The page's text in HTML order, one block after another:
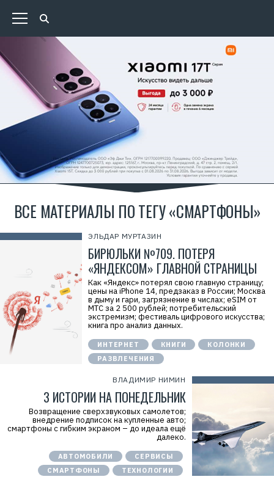
ВСЕ МАТЕРИАЛЫ ПО ТЕГУ «СМАРТФОНЫ»
ЭЛЬДАР МУРТАЗИН
БИРЮЛЬКИ №709. ПОТЕРЯ
«ЯНДЕКСОМ» ГЛАВНОЙ СТРАНИЦЫ
Как «Яндекс» потерял свою главную страницу;
цены на iPhone 14, предзаказ в России; Москва
в дыму и гари, загрязнение в числах; eSIM от
МТС за 2 500 рублей; потребительский
экстремизм; фестиваль цифрового искусства;
книга про анализ данных.
ИНТЕРНЕТ КНИГИ
КОЛОНКИ
РАЗВЛЕЧЕНИЯ
ВЛАДИМИР НИМИН
3 ИСТОРИИ НА ПОНЕДЕЛЬНИК
Возвращение сверхзвуковых самолетов;
внедрение подписок на купленные авто;
смартфоны с гибким экраном – до идеала ещё
далеко.
АВТОМОБИЛИ
СЕРВИСЫ
СМАРТФОНЫ
ТЕХНОЛОГИИ